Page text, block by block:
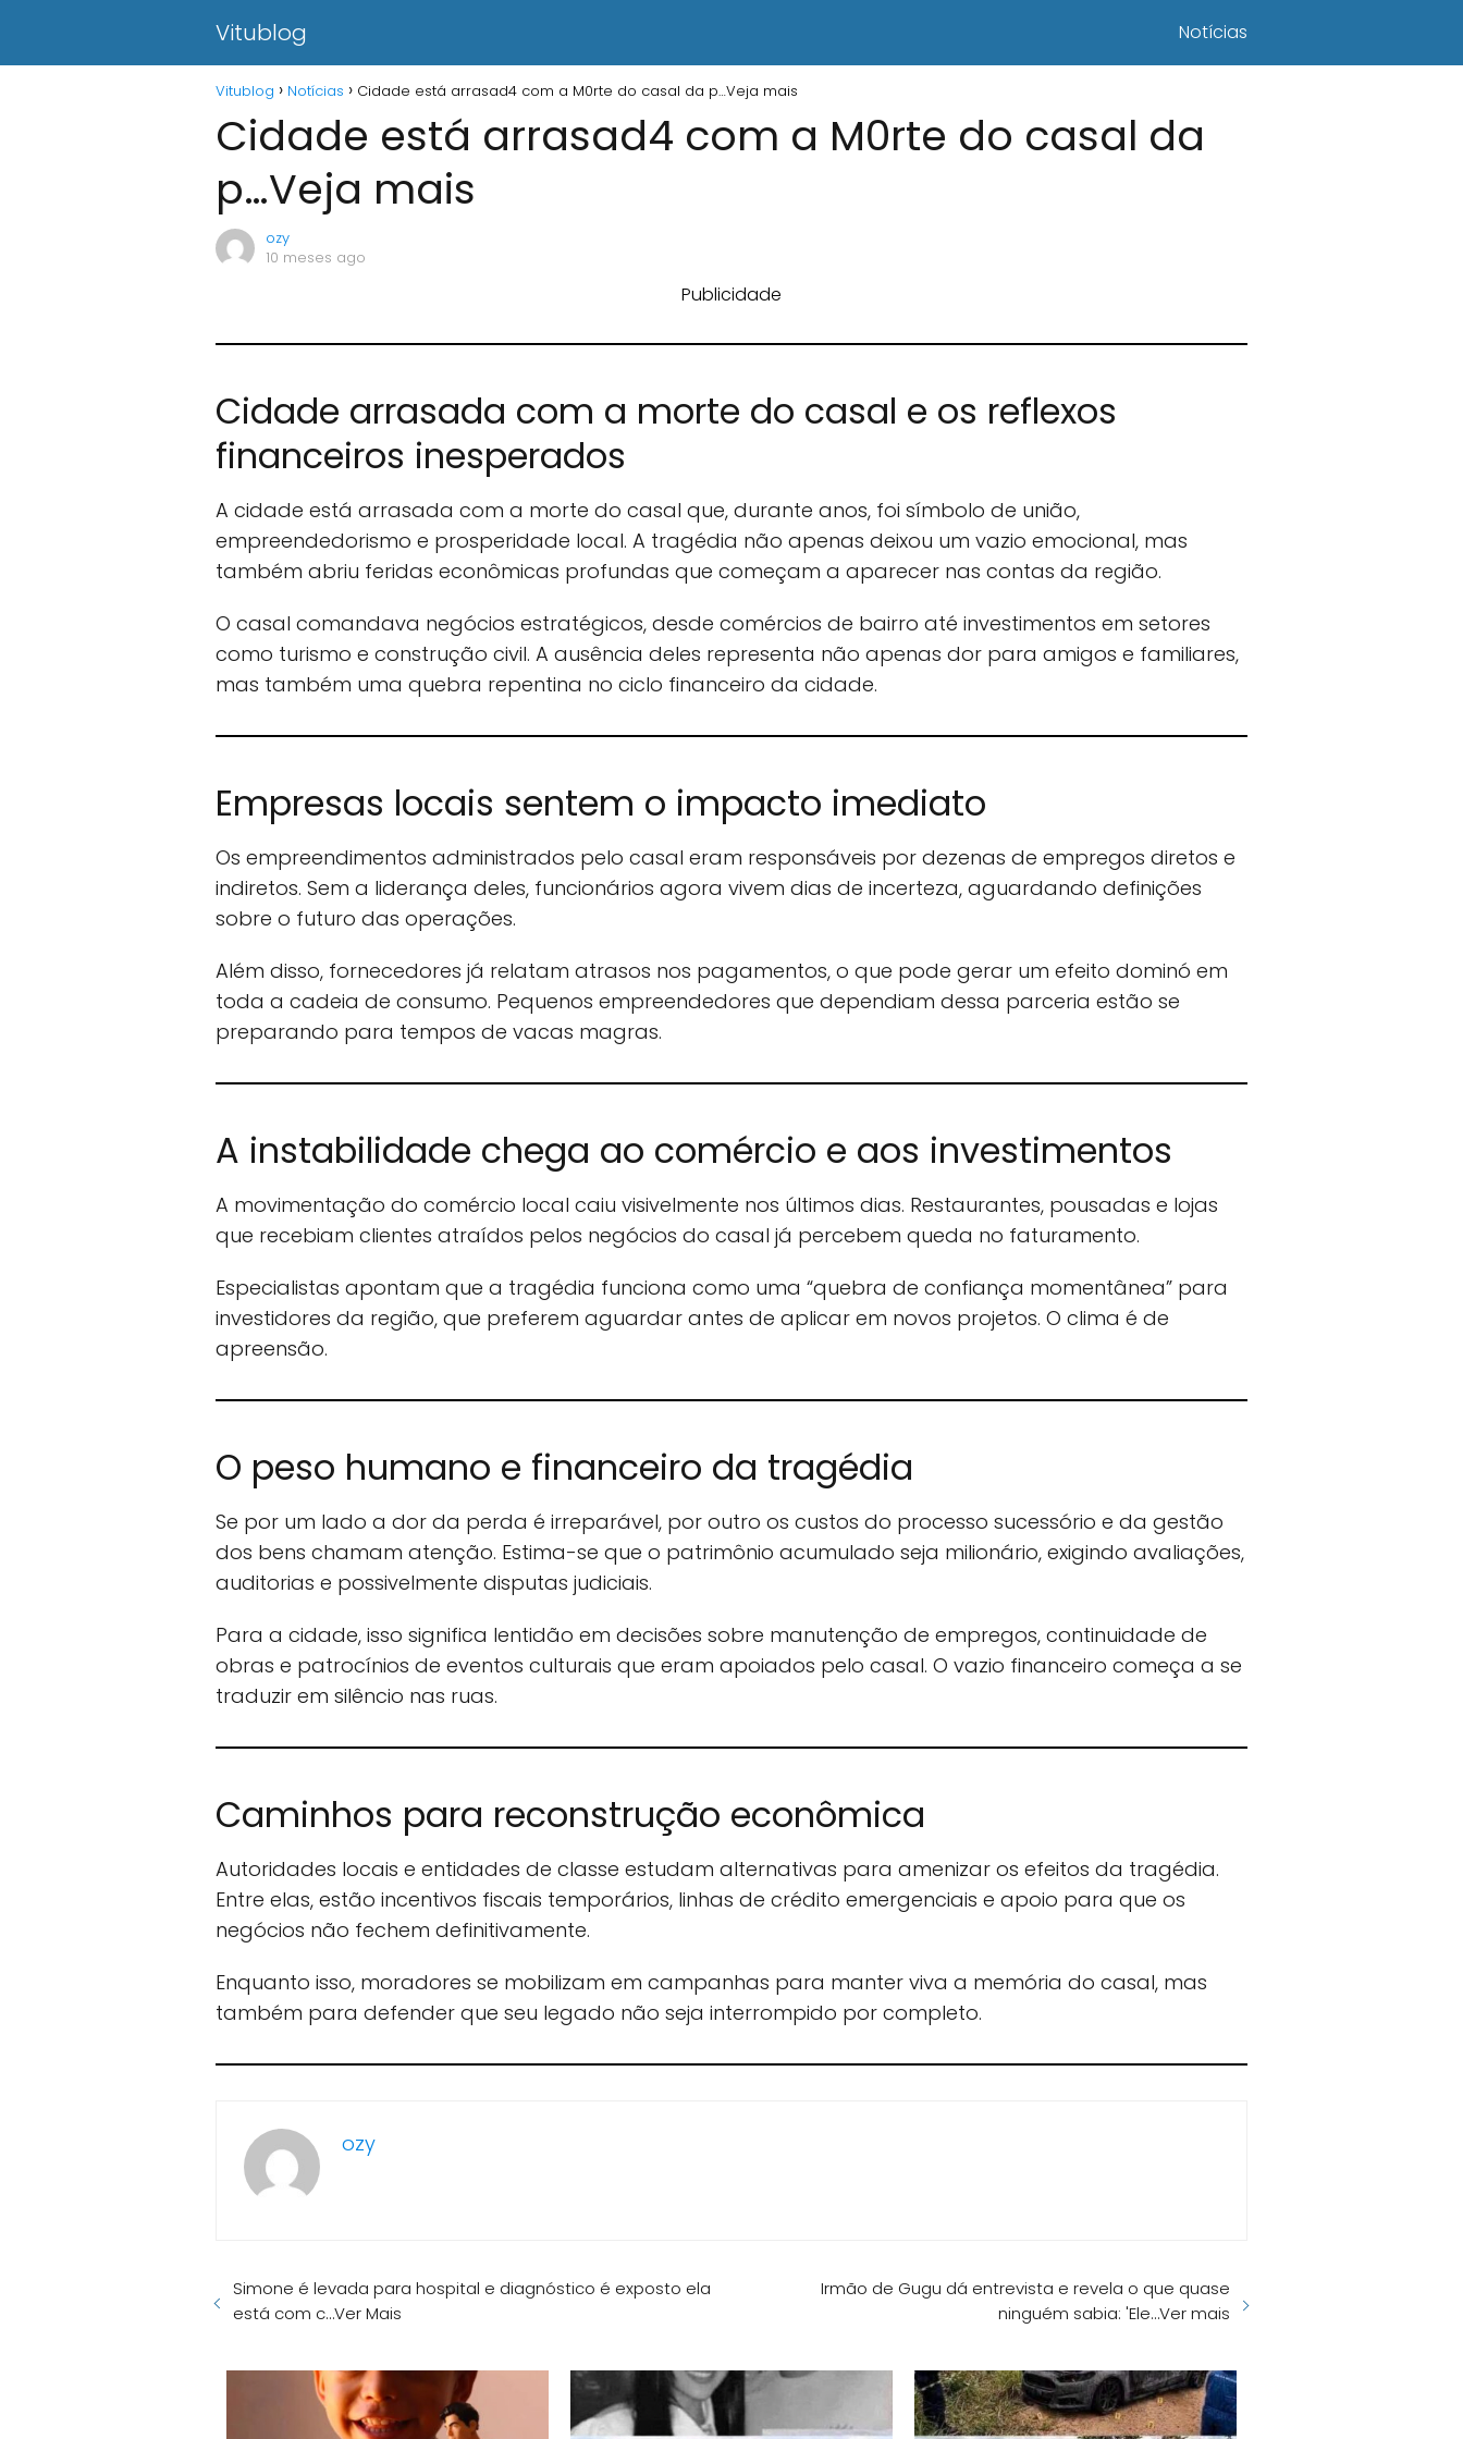
Vitublog Notícias
Vitublog Notícias Cidade está arrasad4 com a M0rte do casal da p…Veja mais
Cidade está arrasad4 com a M0rte do casal da
p…Veja mais
ozy
10 meses ago
Publicidade
Cidade arrasada com a morte do casal e os reflexos
financeiros inesperados
A cidade está arrasada com a morte do casal que, durante anos, foi símbolo de união,
empreendedorismo e prosperidade local. A tragédia não apenas deixou um vazio emocional, mas
também abriu feridas econômicas profundas que começam a aparecer nas contas da região.
O casal comandava negócios estratégicos, desde comércios de bairro até investimentos em setores
como turismo e construção civil. A ausência deles representa não apenas dor para amigos e familiares,
mas também uma quebra repentina no ciclo financeiro da cidade.
Empresas locais sentem o impacto imediato
Os empreendimentos administrados pelo casal eram responsáveis por dezenas de empregos diretos e
indiretos. Sem a liderança deles, funcionários agora vivem dias de incerteza, aguardando definições
sobre o futuro das operações.
Além disso, fornecedores já relatam atrasos nos pagamentos, o que pode gerar um efeito dominó em
toda a cadeia de consumo. Pequenos empreendedores que dependiam dessa parceria estão se
preparando para tempos de vacas magras.
A instabilidade chega ao comércio e aos investimentos
A movimentação do comércio local caiu visivelmente nos últimos dias. Restaurantes, pousadas e lojas
que recebiam clientes atraídos pelos negócios do casal já percebem queda no faturamento.
Especialistas apontam que a tragédia funciona como uma “quebra de confiança momentânea” para
investidores da região, que preferem aguardar antes de aplicar em novos projetos. O clima é de
apreensão.
O peso humano e financeiro da tragédia
Se por um lado a dor da perda é irreparável, por outro os custos do processo sucessório e da gestão
dos bens chamam atenção. Estima-se que o patrimônio acumulado seja milionário, exigindo avaliações,
auditorias e possivelmente disputas judiciais.
Para a cidade, isso significa lentidão em decisões sobre manutenção de empregos, continuidade de
obras e patrocínios de eventos culturais que eram apoiados pelo casal. O vazio financeiro começa a se
traduzir em silêncio nas ruas.
Caminhos para reconstrução econômica
Autoridades locais e entidades de classe estudam alternativas para amenizar os efeitos da tragédia.
Entre elas, estão incentivos fiscais temporários, linhas de crédito emergenciais e apoio para que os
negócios não fechem definitivamente.
Enquanto isso, moradores se mobilizam em campanhas para manter viva a memória do casal, mas
também para defender que seu legado não seja interrompido por completo.
ozy
Simone é levada para hospital e diagnóstico é exposto ela
está com c…Ver Mais
Irmão de Gugu dá entrevista e revela o que quase
ninguém sabia: 'Ele…Ver mais